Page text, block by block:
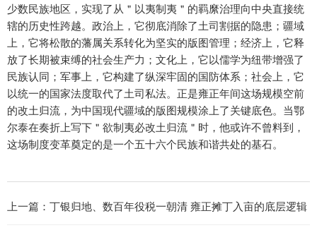
少数民族地区，实现了从＂以夷制夷＂的羁縻治理向中央直接统
辖的历史性跨越。政治上，它彻底消除了土司割据的隐患；疆域
上，它将松散的藩属关系转化为坚实的版图管理；经济上，它释
放了长期被束缚的社会生产力；文化上，它以儒学为纽带增强了
民族认同；军事上，它构建了纵深牢固的国防体系；社会上，它
以统一的国家法度取代了土司私法。正是雍正年间这场规模空前
的改土归流，为中国现代疆域的版图规模涂上了关键底色。当鄂
尔泰在奏折上写下＂欲制夷必改土归流＂时，他或许不曾料到，
这场制度变革奠定的是一个五十六个民族和谐共处的基石。
上一篇： 丁银归地、数百年役税一朝清 雍正摊丁入亩的底层逻辑